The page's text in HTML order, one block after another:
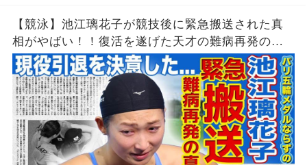
【競泳】池江璃花子が競技後に緊急搬送された真
相がやばい！！復活を遂げた天才の難病再発の可
能性...引退を決意したパリ五輪でのある出来事に一
同驚愕！！美人女子アスリートの彼氏の正体と
は！？